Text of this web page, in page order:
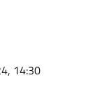
14:30